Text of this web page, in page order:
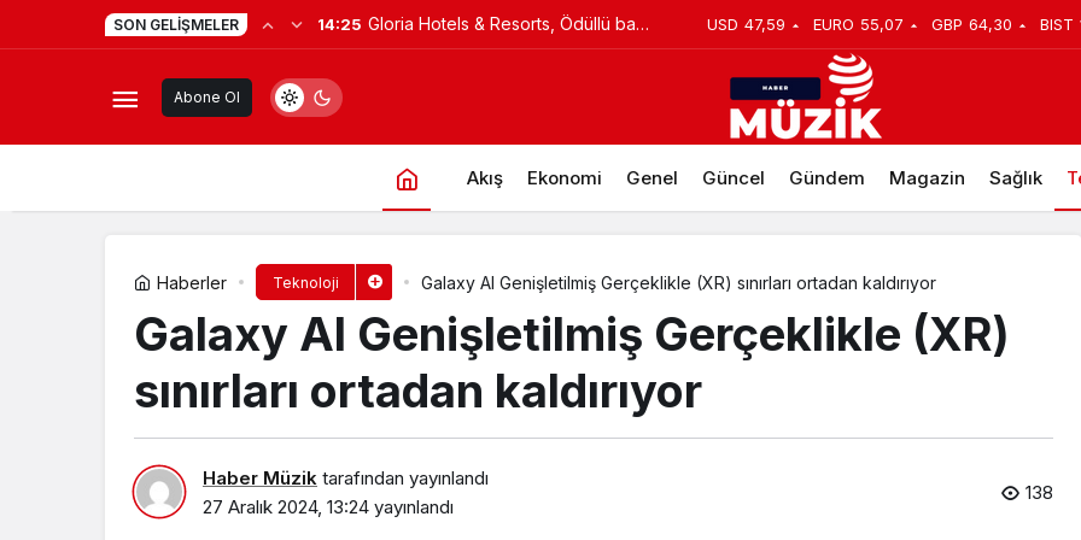
SON GELIŞMELER 13:35 Bodrum’da anlamlı buluşma! Özgür
Bodrum’da kutladı
USD 47,59 EURO 55,07 GBP 64,30 BIST
Abone Ol
Akış Ekonomi Genel Güncel Gündem Magazin Sağlık
Haberler Teknoloji Galaxy AI Genişletilmiş Gerçeklikle (XR) sınırları ortadan kaldırıyor
Galaxy AI Genişletilmiş Gerçeklikle (XR)
sınırları ortadan kaldırıyor
Haber Müzik tarafından yayınlandı
27 Aralık 2024, 13:24 yayınlandı
138
Tekerlekli bilgisayarlarda gizlilik ve güvenlik tehlikeleri